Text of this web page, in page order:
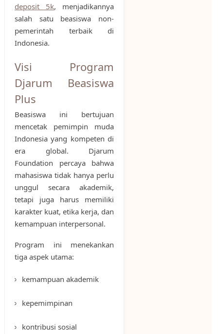
deposit 5k, menjadikannya
salah satu beasiswa non-
pemerintah terbaik di
Indonesia.
Visi Program
Djarum Beasiswa
Plus
Beasiswa ini bertujuan
mencetak pemimpin muda
Indonesia yang kompeten di
era global. Djarum
Foundation percaya bahwa
mahasiswa tidak hanya perlu
unggul secara akademik,
tetapi juga harus memiliki
karakter kuat, etika kerja, dan
kemampuan interpersonal.
Program ini menekankan
tiga aspek utama:
kemampuan akademik
kepemimpinan
kontribusi sosial